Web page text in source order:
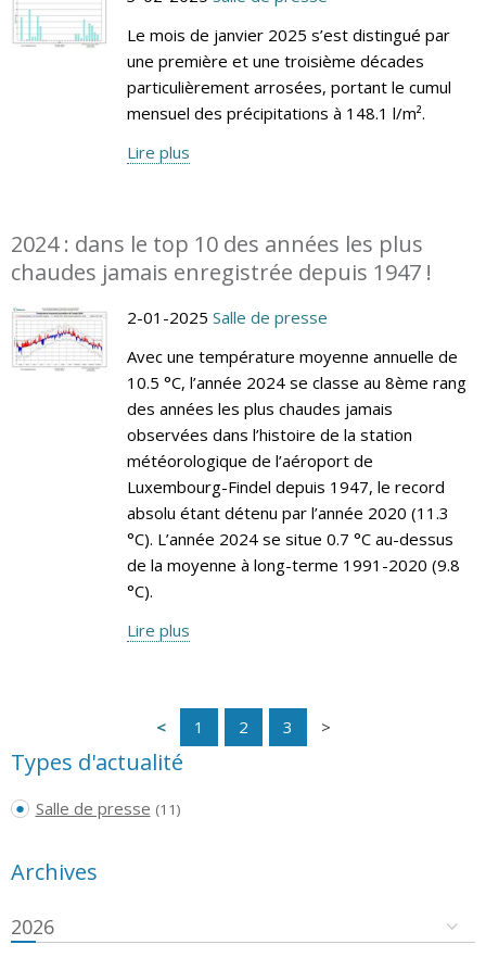
Le mois de janvier 2025 s’est distingué par
une première et une troisième décades
particulièrement arrosées, portant le cumul
mensuel des précipitations à 148.1 l/m².
Lire plus
2024 : dans le top 10 des années les plus
chaudes jamais enregistrée depuis 1947 !
2-01-2025 Salle de presse
Avec une température moyenne annuelle de
10.5 °C, l’année 2024 se classe au 8ème rang
des années les plus chaudes jamais
observées dans l’histoire de la station
météorologique de l’aéroport de
Luxembourg-Findel depuis 1947, le record
absolu étant détenu par l’année 2020 (11.3
°C). L’année 2024 se situe 0.7 °C au-dessus
de la moyenne à long-terme 1991-2020 (9.8
°C).
Lire plus
1 2 3
Types d'actualité
Salle de presse (11)
Archives
2026